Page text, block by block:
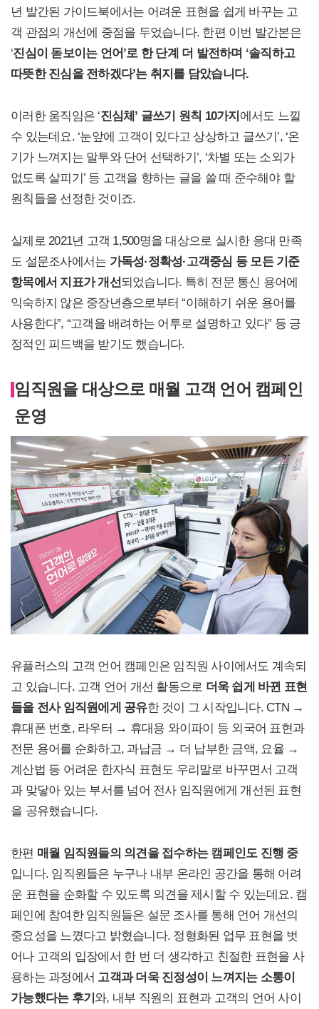
년 발간된 가이드북에서는 어려운 표현을 쉽게 바꾸는 고
객 관점의 개선에 중점을 두었습니다. 한편 이번 발간본은
‘진심이 돋보이는 언어’로 한 단계 더 발전하며 ‘솔직하고
따뜻한 진심을 전하겠다’는 취지를 담았습니다.
이러한 움직임은 ‘진심체’ 글쓰기 원칙 10가지 에서도 느낄
수 있는데요. ‘눈앞에 고객이 있다고 상상하고 글쓰기’, ‘온
기가 느껴지는 말투와 단어 선택하기’, ‘차별 또는 소외가
없도록 살피기’ 등 고객을 향하는 글을 쓸 때 준수해야 할
원칙들을 선정한 것이죠.
실제로 2021년 고객 1,500명을 대상으로 실시한 응대 만족
도 설문조사에서는 가독성·정확성·고객중심 등 모든 기준
항목에서 지표가 개선되었습니다. 특히 전문 통신 용어에
익숙하지 않은 중장년층으로부터 “이해하기 쉬운 용어를
사용한다”, “고객을 배려하는 어투로 설명하고 있다” 등 긍
정적인 피드백을 받기도 했습니다.
임직원을 대상으로 매월 고객 언어 캠페인
운영
유플러스의 고객 언어 캠페인은 임직원 사이에서도 계속되
고 있습니다. 고객 언어 개선 활동으로 더욱 쉽게 바뀐 표현
들을 전사 임직원에게 공유한 것이 그 시작입니다. CTN →
휴대폰 번호, 라우터 → 휴대용 와이파이 등 외국어 표현과
전문 용어를 순화하고, 과납금 → 더 납부한 금액, 요율 →
계산법 등 어려운 한자식 표현도 우리말로 바꾸면서 고객
과 맞닿아 있는 부서를 넘어 전사 임직원에게 개선된 표현
을 공유했습니다.
한편 매월 임직원들의 의견을 접수하는 캠페인도 진행 중
입니다. 임직원들은 누구나 내부 온라인 공간을 통해 어려
운 표현을 순화할 수 있도록 의견을 제시할 수 있는데요. 캠
페인에 참여한 임직원들은 설문 조사를 통해 언어 개선의
중요성을 느꼈다고 밝혔습니다. 정형화된 업무 표현을 벗
어나 고객의 입장에서 한 번 더 생각하고 친절한 표현을 사
용하는 과정에서 고객과 더욱 진정성이 느껴지는 소통이
가능했다는 후기 와, 내부 직원의 표현과 고객의 언어 사이